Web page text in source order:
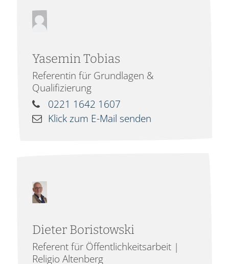
YaseminTobias
Referentin für Grundlagen &
Qualifizierung
0221 1642 1607
Klick zum E-Mail senden
DieterBoristowski
Referent für Öffentlichkeitsarbeit |
Religio Altenberg